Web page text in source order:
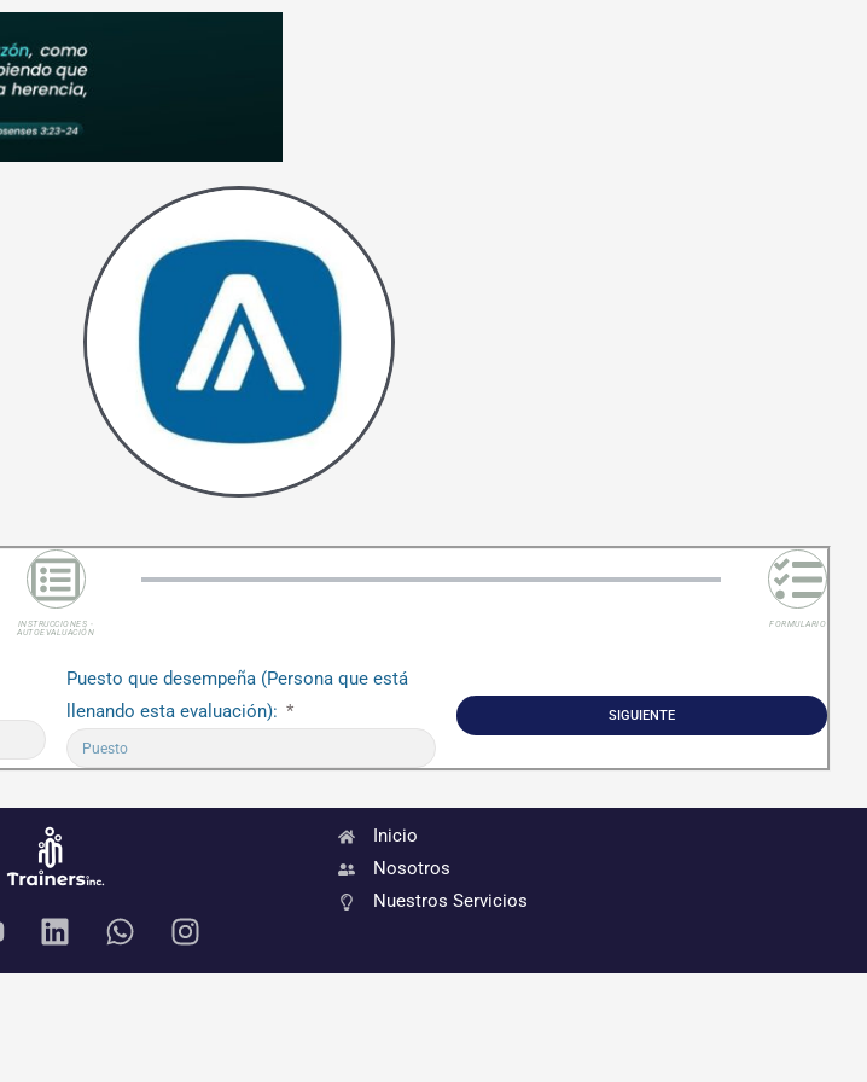
INSTRUCCIONES -
AUTOEVALUACIÓN
FORMULARIO
Puesto que desempeña (Persona que está
llenando esta evaluación):
SIGUIENTE
Inicio
Nosotros
Nuestros Servicios